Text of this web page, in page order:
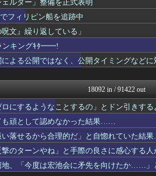
パカ娘速報！！ウマ娘
曲
コンテンツ・声優 | ラ
ネラーボイス
ｗ
なる...
ラビット速報
地異のよ...
常識的に考えた
メ名...
...
奥様は鬼女-DQN返しま
体操...
奥様は鬼女-DQN返しま
奥様は鬼女-DQN返し
4万円...
国難にあってもの申す
軍事・ミリタリー速
気団まとめ-噫無情-｜
ｗｗｗ ...
アルファルファモザイ
ｗｗｗｗ...
思考ちゃんねる
ルター」整備を正式表明
フィリピン船を追跡中
文』繰り返している」
ンキングｷﾀ━━!
よる公開ではなく、公開タイミングなどに
18092 in / 91422 out
にするようなことするの」とドン引きす
も頑として認めなかった結果……
い落せるから合理的だ」と自惚れていた結
のターンやね」と手際の良さに感心する人
、「今度は宏池会に矛先を向けたか……」